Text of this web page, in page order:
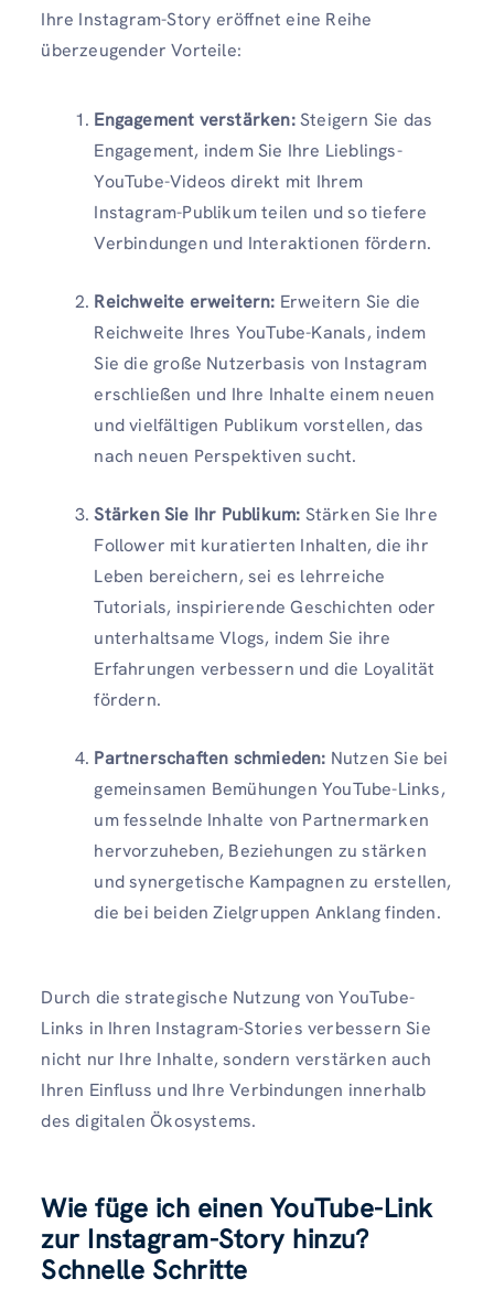
Ihre Instagram-Story eröffnet eine Reihe
überzeugender Vorteile:
Engagement verstärken:Steigern Sie das
Engagement, indem Sie Ihre Lieblings-
YouTube-Videos direkt mit Ihrem
Instagram-Publikum teilen und so tiefere
Verbindungen und Interaktionen fördern.
Reichweite erweitern: Erweitern Sie die
Reichweite Ihres YouTube-Kanals, indem
Sie die große Nutzerbasis von Instagram
erschließen und Ihre Inhalte einem neuen
und vielfältigen Publikum vorstellen, das
nach neuen Perspektiven sucht.
Stärken Sie Ihr Publikum: Stärken Sie Ihre
Follower mit kuratierten Inhalten, die ihr
Leben bereichern, sei es lehrreiche
Tutorials, inspirierende Geschichten oder
unterhaltsame Vlogs, indem Sie ihre
Erfahrungen verbessern und die Loyalität
fördern.
Partnerschaften schmieden: Nutzen Sie bei
gemeinsamen Bemühungen YouTube-Links,
um fesselnde Inhalte von Partnermarken
hervorzuheben, Beziehungen zu stärken
und synergetische Kampagnen zu erstellen,
die bei beiden Zielgruppen Anklang finden.
Durch die strategische Nutzung von YouTube-
Links in Ihren Instagram-Stories verbessern Sie
nicht nur Ihre Inhalte, sondern verstärken auch
Ihren Einfluss und Ihre Verbindungen innerhalb
des digitalen Ökosystems.
Wie füge ich einen YouTube-Link
zur Instagram-Story hinzu?
Schnelle Schritte